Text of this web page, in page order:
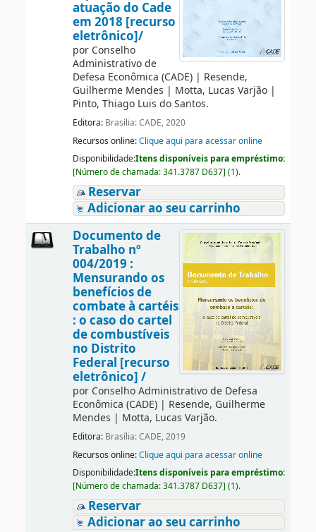
atuação do Cade
em 2018 [recurso
eletrônico]/
por Conselho
Administrativo de
Defesa Econômica (CADE)| Resende,
Guilherme Mendes | Motta, Lucas Varjão|
Pinto, Thiago Luis do Santos.
Editora: Brasília: CADE, 2020
Recursos online:Clique aqui para acessar online
Disponibilidade:Itens disponíveis para empréstimo:
[Número de chamada:341.3787 D637] (1).
Reservar
Adicionar ao seu carrinho
Documento de
Trabalho nº
004/2019 :
Mensurando os
benefícios de
combate à cartéis
: o caso do cartel
de combustíveis
no Distrito
Federal [recurso
eletrônico] /
por Conselho Administrativo de Defesa
Econômica (CADE)| Resende, Guilherme
Mendes | Motta, Lucas Varjão.
Editora: Brasília: CADE, 2019
Recursos online:Clique aqui para acessar online
Disponibilidade:Itens disponíveis para empréstimo:
[Número de chamada:341.3787 D637] (1).
Reservar
Adicionar ao seu carrinho